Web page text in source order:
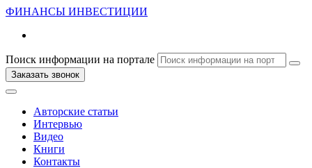
ФИНАНСЫ ИНВЕСТИЦИИ
Поиск информации на портале
Заказать звонок
Авторские статьи
Интервью
Видео
Книги
Контакты